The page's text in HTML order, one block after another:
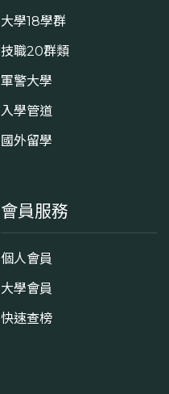
大學18學群
技職20群類
軍警大學
入學管道
國外留學
會員服務
個人會員
大學會員
快速查榜